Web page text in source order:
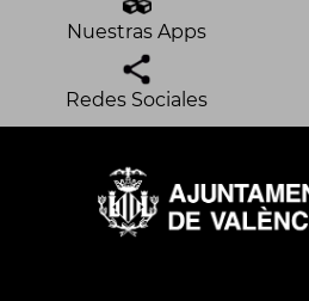
Nuestras Apps
Redes Sociales